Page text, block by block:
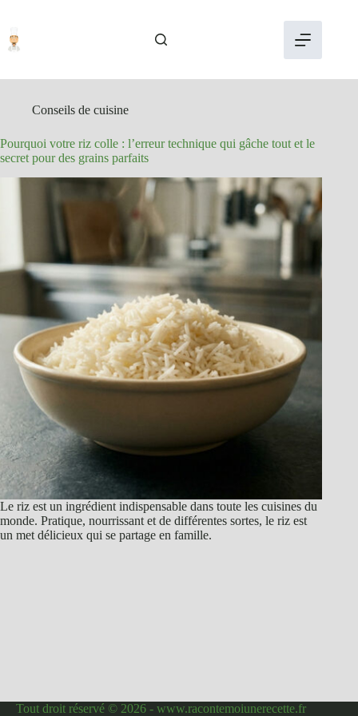
contenu
Conseils de cuisine
Pourquoi votre riz colle : l’erreur technique qui gâche tout et le
secret pour des grains parfaits
Le riz est un ingrédient indispensable dans toute les cuisines du
monde. Pratique, nourrissant et de différentes sortes, le riz est
un met délicieux qui se partage en famille.
Tout droit réservé © 2026 - www.racontemoiunerecette.fr